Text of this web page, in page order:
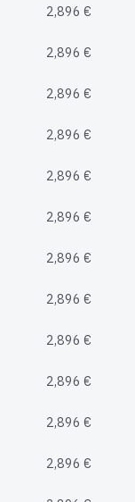
2,896 €
2,896 €
2,896 €
2,896 €
2,896 €
2,896 €
2,896 €
2,896 €
2,896 €
2,896 €
2,896 €
2,896 €